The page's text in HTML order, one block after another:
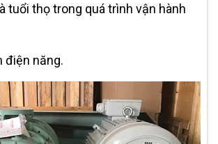
tuổi thọ trong quá trình vận hành
điện năng.